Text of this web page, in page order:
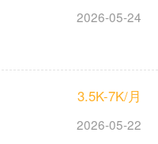
2026-05-24
3.5K-7K/月
2026-05-22